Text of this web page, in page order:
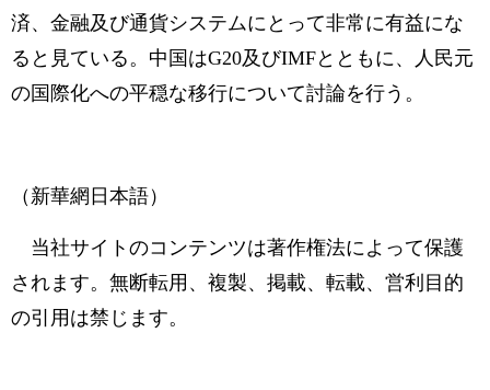
済、金融及び通貨システムにとって非常に有益にな
ると見ている。中国はG20及びIMFとともに、人民元
の国際化への平穏な移行について討論を行う。
（新華網日本語）
当社サイトのコンテンツは著作権法によって保護
されます。無断転用、複製、掲載、転載、営利目的
の引用は禁じます。